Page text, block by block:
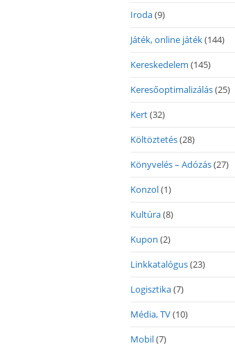
Iroda(9)
Játék, online játék(144)
Kereskedelem (145)
Keresőoptimalizálás(25)
Kert(32)
Költöztetés(28)
Könyvelés – Adózás(27)
Konzol(1)
Kultúra(8)
Kupon (2)
Linkkatalógus(23)
Logisztika(7)
Média, TV(10)
Mobil(7)